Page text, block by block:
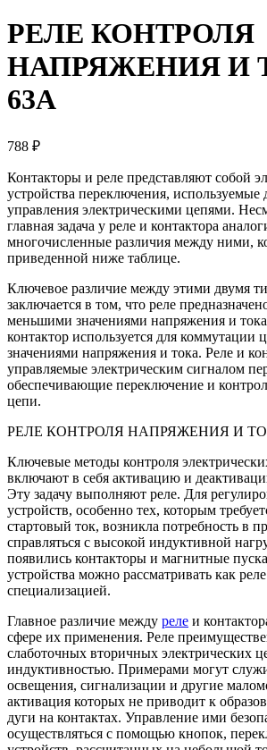
РЕЛЕ КОНТРОЛЯ
НАПРЯЖЕНИЯ И
63А
788 ₽
Контакторы и реле представляют собой
устройства переключения, используемые
управления электрическими цепями.
главная задача у реле и контактора
многочисленные различия между ними,
приведенной ниже таблице.
Ключевое различие между этими двумя
заключается в том, что реле
меньшими значениями напряжения и
контактор используется для коммутации
значениями напряжения и тока. Реле и
управляемые электрическим сигналом
обеспечивающие переключение и
цепи.
РЕЛЕ КОНТРОЛЯ НАПРЯЖЕНИЯ И
Ключевые методы контроля
включают в себя активацию и
Эту задачу выполняют реле. Для
устройств, особенно тех, которым
стартовый ток, возникла потребность в
справляться с высокой индуктивной
появились контакторы и магнитные
устройства можно рассматривать как
специализацией.
Главное различие между реле и
сфере их применения. Реле
слаботочных вторичных электрических
индуктивностью. Примерами могут
освещения, сигнализации и другие
активация которых не приводит к
дуги на контактах. Управление ими
осуществляться с помощью кнопок,